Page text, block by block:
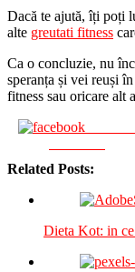
Dacă te ajută, îți poți
alte greutati fitness
Ca o concluzie, nu
speranța și vei reuși
fitness sau oricare alt
Related Posts:
Dieta Kot: in ce